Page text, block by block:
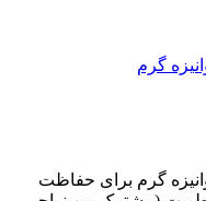
گرم برای حفاظت